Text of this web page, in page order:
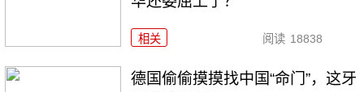
相关 阅读 18838
德国偷偷摸摸找中国“命门”，这牙